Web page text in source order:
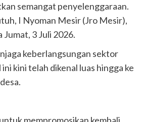
semangat penyelenggaraan.
I Nyoman Mesir (Jro Mesir),
3 Juli 2026.
keberlangsungan sektor
kini telah dikenal luas hingga ke